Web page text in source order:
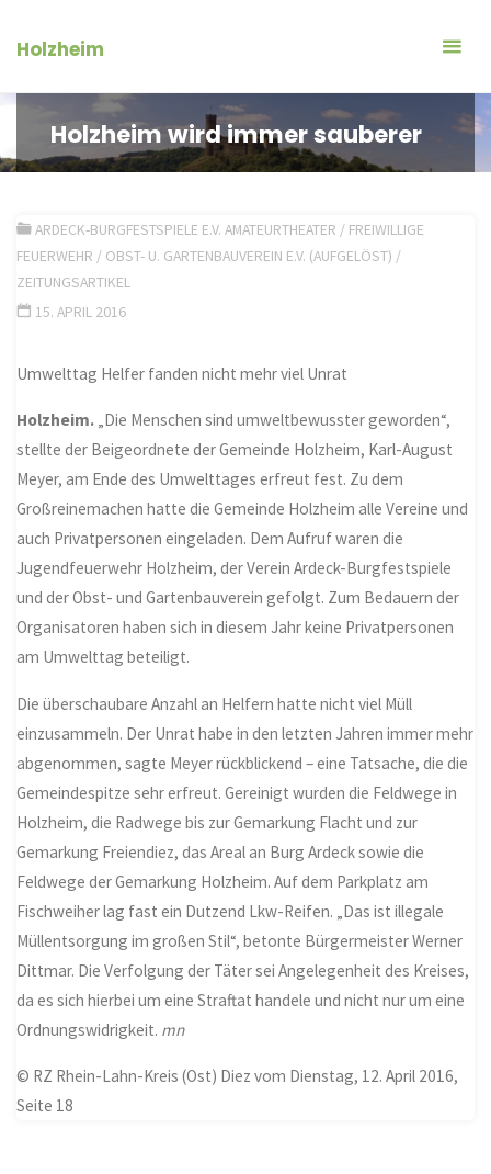
InhaltHolzheim
Holzheim wird immer sauberer
ARDECK-BURGFESTSPIELE E.V. AMATEURTHEATER / FREIWILLIGE
FEUERWEHR / OBST- U. GARTENBAUVEREIN E.V. (AUFGELÖST) /
ZEITUNGSARTIKEL
15. APRIL 2016
Umwelttag Helfer fanden nicht mehr viel Unrat
Holzheim. „Die Menschen sind umweltbewusster geworden“,
stellte der Beigeordnete der Gemeinde Holzheim, Karl-August
Meyer, am Ende des Umwelttages erfreut fest. Zu dem
Großreinemachen hatte die Gemeinde Holzheim alle Vereine und
auch Privatpersonen eingeladen. Dem Aufruf waren die
Jugendfeuerwehr Holzheim, der Verein Ardeck-Burgfestspiele
und der Obst- und Gartenbauverein gefolgt. Zum Bedauern der
Organisatoren haben sich in diesem Jahr keine Privatpersonen
am Umwelttag beteiligt.
Die überschaubare Anzahl an Helfern hatte nicht viel Müll
einzusammeln. Der Unrat habe in den letzten Jahren immer mehr
abgenommen, sagte Meyer rückblickend – eine Tatsache, die die
Gemeindespitze sehr erfreut. Gereinigt wurden die Feldwege in
Holzheim, die Radwege bis zur Gemarkung Flacht und zur
Gemarkung Freiendiez, das Areal an Burg Ardeck sowie die
Feldwege der Gemarkung Holzheim. Auf dem Parkplatz am
Fischweiher lag fast ein Dutzend Lkw-Reifen. „Das ist illegale
Müllentsorgung im großen Stil“, betonte Bürgermeister Werner
Dittmar. Die Verfolgung der Täter sei Angelegenheit des Kreises,
da es sich hierbei um eine Straftat handele und nicht nur um eine
Ordnungswidrigkeit. mn
© RZ Rhein-Lahn-Kreis (Ost) Diez vom Dienstag, 12. April 2016,
Seite 18